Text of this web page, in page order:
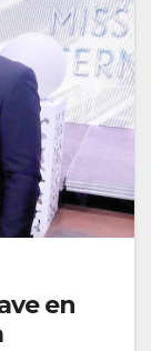
en